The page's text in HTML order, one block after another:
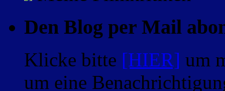
Den Blog per Mail
Klicke bitte [HIER] um
um eine